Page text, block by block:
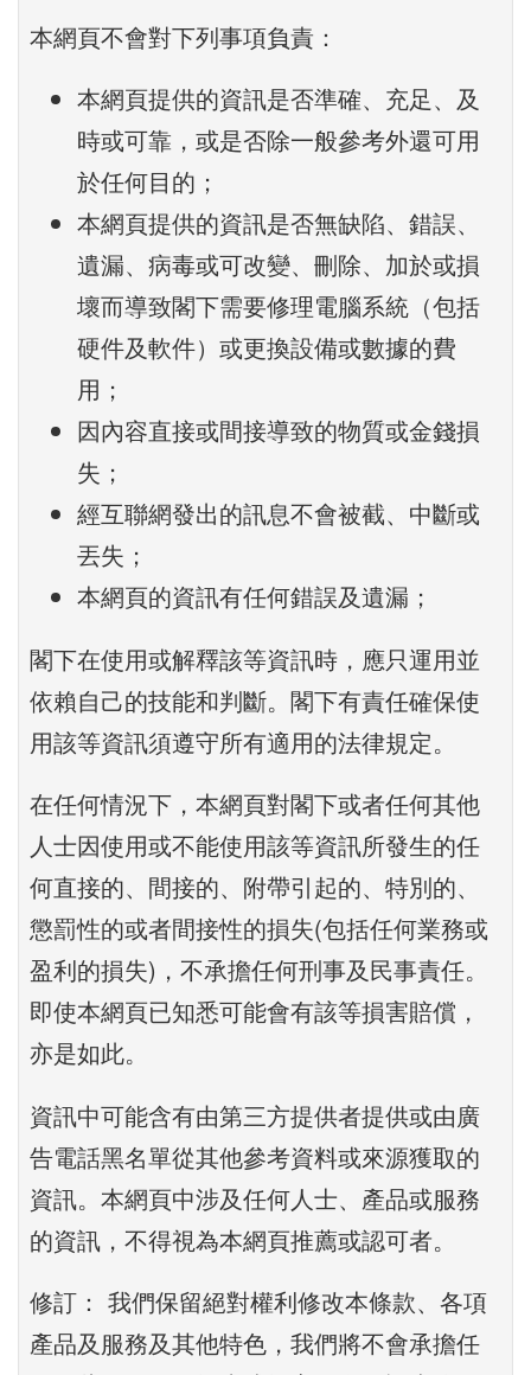
本網頁不會對下列事項負責：
本網頁提供的資訊是否準確、充足、及
時或可靠，或是否除一般參考外還可用
於任何目的；
本網頁提供的資訊是否無缺陷、錯誤、
遺漏、病毒或可改變、刪除、加於或損
壞而導致閣下需要修理電腦系統（包括
硬件及軟件）或更換設備或數據的費
用；
因內容直接或間接導致的物質或金錢損
失；
經互聯網發出的訊息不會被截、中斷或
丟失；
本網頁的資訊有任何錯誤及遺漏；
閣下在使用或解釋該等資訊時，應只運用並
依賴自己的技能和判斷。閣下有責任確保使
用該等資訊須遵守所有適用的法律規定。
在任何情況下，本網頁對閣下或者任何其他
人士因使用或不能使用該等資訊所發生的任
何直接的、間接的、附帶引起的、特別的、
懲罰性的或者間接性的損失(包括任何業務或
盈利的損失)，不承擔任何刑事及民事責任。
即使本網頁已知悉可能會有該等損害賠償，
亦是如此。
資訊中可能含有由第三方提供者提供或由廣
告電話黑名單從其他參考資料或來源獲取的
資訊。本網頁中涉及任何人士、產品或服務
的資訊，不得視為本網頁推薦或認可者。
修訂： 我們保留絕對權利修改本條款、各項
產品及服務及其他特色，我們將不會承擔任